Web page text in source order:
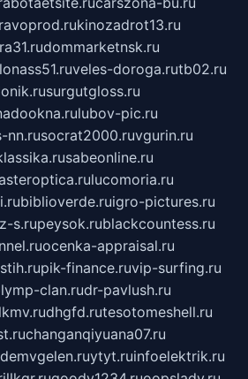
kinozadrot13.ru
dommarketnsk.ru
veles-doroga.rutb02.ru
surgutgloss.ru
lubov-pic.ru
nn.rusocrat2000.ruvgurin.ru
sabeonline.ru
lucomoria.ru
biblioverde.ruigro-pictures.ru
s.rupeysok.rublackcountess.ru
ocenka-appraisal.ru
pik-finance.ruvip-surfing.ru
clan.rudr-pavlush.ru
dhgfd.rutesotomeshell.ru
changanqiyuana07.ru
ytyt.ruinfoelektrik.ru